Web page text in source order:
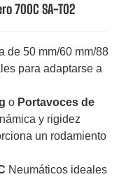
700C SA-T02
de 50 mm/60 mm/88
para adaptarse a
o Portavoces de
y rigidez
un rodamiento
Neumáticos ideales